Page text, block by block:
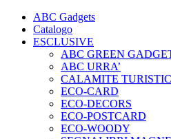
ABC Gadgets
Catalogo
ESCLUSIVE
ABC GREEN
ABC URRA’
CALAMITE
ECO-CARD
ECO-DECORS
ECO-POSTCARD
ECO-WOODY